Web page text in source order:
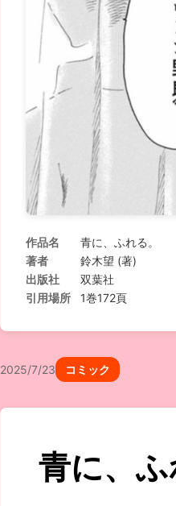
作品名
青に、ふれる。
著者
鈴木望 (著)
出版社
双葉社
引用場所
1巻172頁
2025/7/23 コミック
青に、ふ